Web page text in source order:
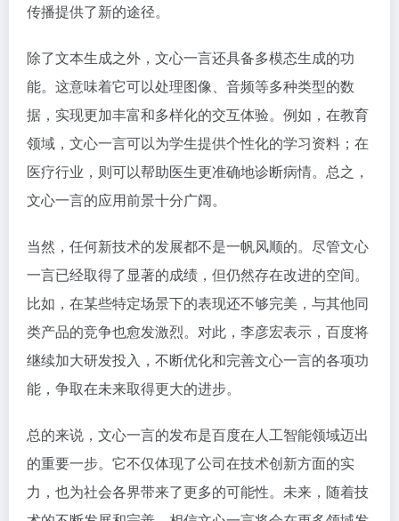
传播提供了新的途径。
除了文本生成之外，文心一言还具备多模态生成的功
能。这意味着它可以处理图像、音频等多种类型的数
据，实现更加丰富和多样化的交互体验。例如，在教育
领域，文心一言可以为学生提供个性化的学习资料；在
医疗行业，则可以帮助医生更准确地诊断病情。总之，
文心一言的应用前景十分广阔。
当然，任何新技术的发展都不是一帆风顺的。尽管文心
一言已经取得了显著的成绩，但仍然存在改进的空间。
比如，在某些特定场景下的表现还不够完美，与其他同
类产品的竞争也愈发激烈。对此，李彦宏表示，百度将
继续加大研发投入，不断优化和完善文心一言的各项功
能，争取在未来取得更大的进步。
总的来说，文心一言的发布是百度在人工智能领域迈出
的重要一步。它不仅体现了公司在技术创新方面的实
力，也为社会各界带来了更多的可能性。未来，随着技